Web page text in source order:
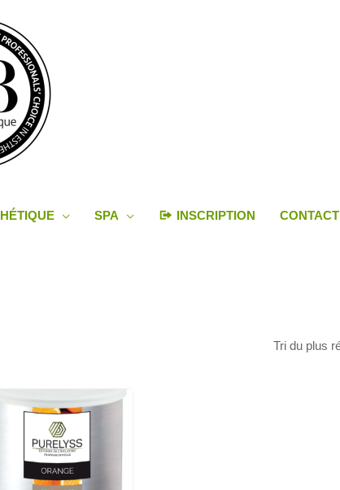
SPA INSCRIPTION CONTACT